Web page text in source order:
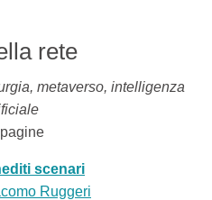
rete
metaverso, intelligenza
pagine
scenari
Ruggeri